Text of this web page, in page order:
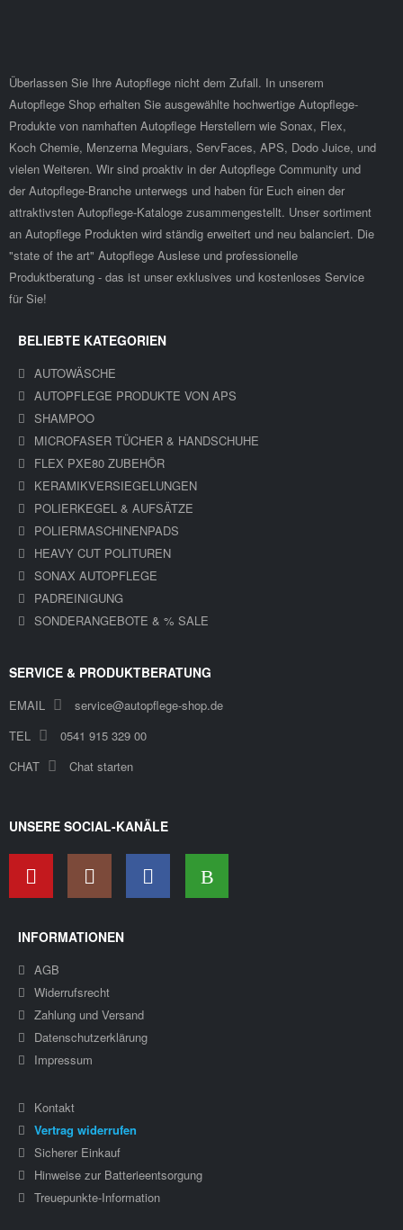
Überlassen Sie Ihre Autopflege nicht dem Zufall. In unserem
Autopflege Shop erhalten Sie ausgewählte hochwertige Autopflege-
Produkte von namhaften Autopflege Herstellern wie Sonax, Flex,
Koch Chemie, Menzerna Meguiars, ServFaces, APS, Dodo Juice, und
vielen Weiteren. Wir sind proaktiv in der Autopflege Community und
der Autopflege-Branche unterwegs und haben für Euch einen der
attraktivsten Autopflege-Kataloge zusammengestellt. Unser sortiment
an Autopflege Produkten wird ständig erweitert und neu balanciert. Die
"state of the art" Autopflege Auslese und professionelle
Produktberatung - das ist unser exklusives und kostenloses Service
für Sie!
BELIEBTE KATEGORIEN
AUTOWÄSCHE
AUTOPFLEGE PRODUKTE VON APS
SHAMPOO
MICROFASER TÜCHER & HANDSCHUHE
FLEX PXE80 ZUBEHÖR
KERAMIKVERSIEGELUNGEN
POLIERKEGEL & AUFSÄTZE
POLIERMASCHINENPADS
HEAVY CUT POLITUREN
SONAX AUTOPFLEGE
PADREINIGUNG
SONDERANGEBOTE & % SALE
SERVICE & PRODUKTBERATUNG
EMAIL
service@autopflege-shop.de
TEL
0541 915 329 00
CHAT
Chat starten
UNSERE SOCIAL-KANÄLE
INFORMATIONEN
AGB
Widerrufsrecht
Zahlung und Versand
Datenschutzerklärung
Impressum
Kontakt
Vertrag widerrufen
Sicherer Einkauf
Hinweise zur Batterieentsorgung
Treuepunkte-Information